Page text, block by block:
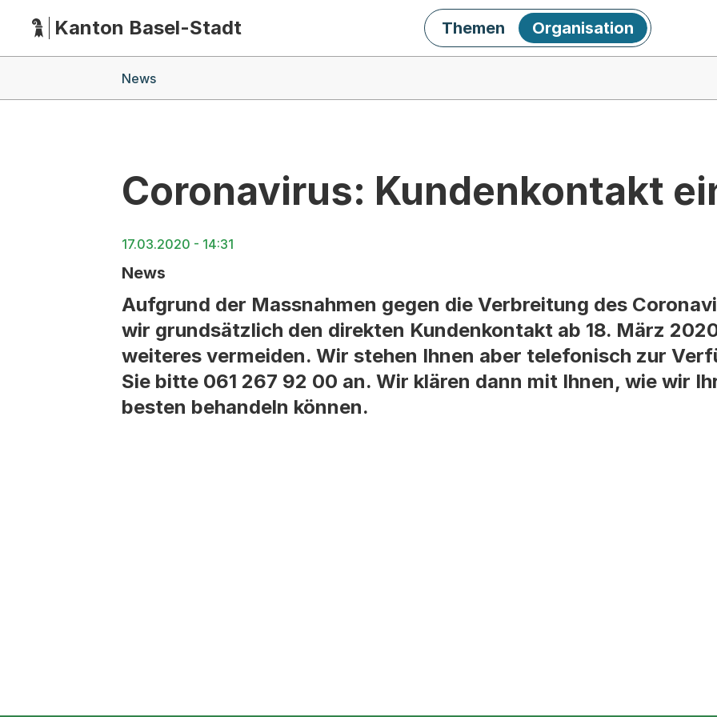
HauptnavigationKanton Basel-Stadt Themen Organisation
News
Coronavirus: Kundenkontakt
17.03.2020 - 14:31
News
Aufgrund der Massnahmen gegen die Verbreitung des
wir grundsätzlich den direkten Kundenkontakt ab 18. März
weiteres vermeiden. Wir stehen Ihnen aber telefonisch zur
Sie bitte 061 267 92 00 an. Wir klären dann mit Ihnen, wie wir
besten behandeln können.